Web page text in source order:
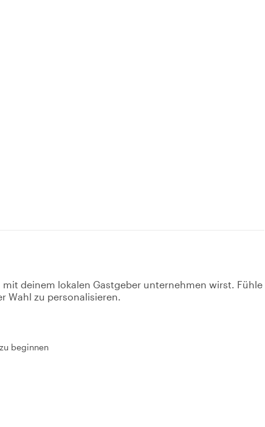
deinem lokalen Gastgeber unternehmen wirst. Fühle
Wahl zu personalisieren.
beginnen